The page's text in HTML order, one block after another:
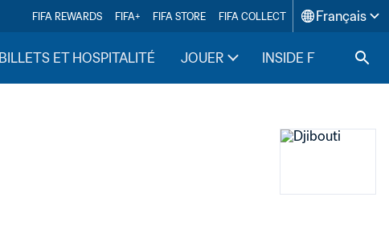
FIFA REWARDS FIFA+ FIFA STORE FIFA COLLECT Français
BILLETS ET HOSPITALITÉ JOUER INSIDE FIFA